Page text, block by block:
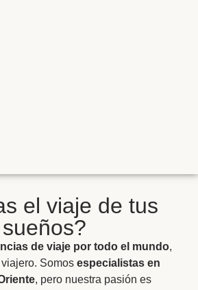
el viaje de tus
sueños?
de viaje por todo el mundo,
Somos especialistas en
, pero nuestra pasión es